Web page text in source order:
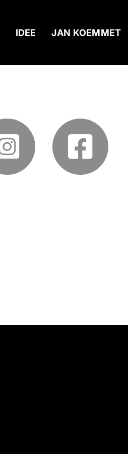
IDEE JAN KOEMMET